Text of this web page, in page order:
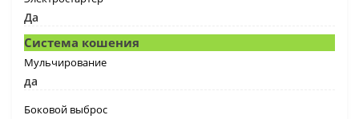
Да
Система кошения
Мульчирование
да
Боковой выброс